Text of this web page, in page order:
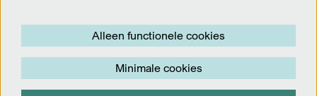
Aanmelden
Deze site wordt beschermd door reCAPTCHA, dataverwerking gebeurt in overeenstemming met deCloud Data
Alleen functionele cookies
Minimale cookies